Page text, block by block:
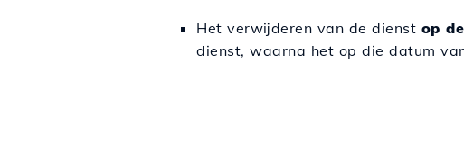
Het verwijderen van de dienst op
dienst, waarna het op die datum